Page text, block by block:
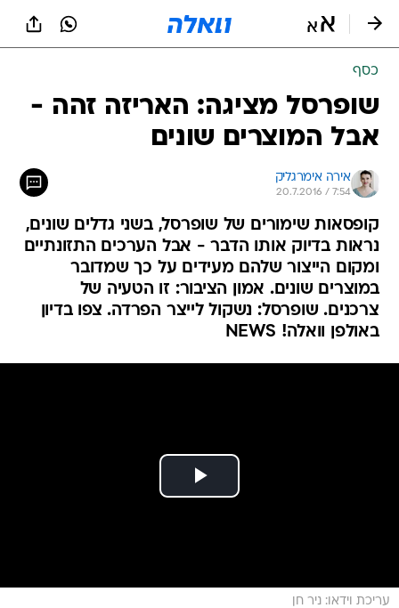
כסף
שופרסל מציגה: האריזה זהה -
אבל המוצרים שונים
אירה אימרגליק
20.7.2016 / 7:54
קופסאות שימורים של שופרסל, בשני גדלים שונים,
נראות בדיוק אותו הדבר - אבל הערכים התזונתיים
ומקום הייצור שלהם מעידים על כך שמדובר
במוצרים שונים. אמון הציבור: זו הטעיה של
צרכנים. שופרסל: נשקול לייצר הפרדה. צפו בדיון
באולפן וואלה! NEWS
עריכת וידאו: ניר חן